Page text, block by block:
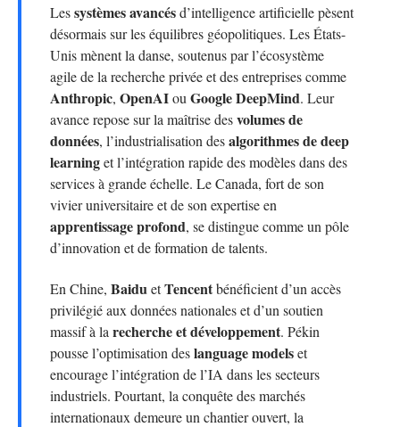
Lessystèmes avancésd’intelligence artificielle pèsent
désormais sur les équilibres géopolitiques. Les États-
Unis mènent la danse, soutenus par l’écosystème
agile de la recherche privée et des entreprises comme
Anthropic, OpenAIou Google DeepMind. Leur
avance repose sur la maîtrise desvolumes de
données, l’industrialisation desalgorithmes de deep
learninget l’intégration rapide des modèles dans des
services à grande échelle. Le Canada, fort de son
vivier universitaire et de son expertise en
apprentissage profond, se distingue comme un pôle
d’innovation et de formation de talents.
En Chine, BaiduetTencentbénéficient d’un accès
privilégié aux données nationales et d’un soutien
massif à la recherche et développement. Pékin
pousse l’optimisation deslanguage modelset
encourage l’intégration de l’IA dans les secteurs
industriels. Pourtant, la conquête des marchés
internationaux demeure un chantier ouvert, la